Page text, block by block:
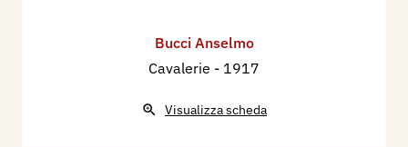
Bucci Anselmo
Cavalerie - 1917
Visualizza scheda